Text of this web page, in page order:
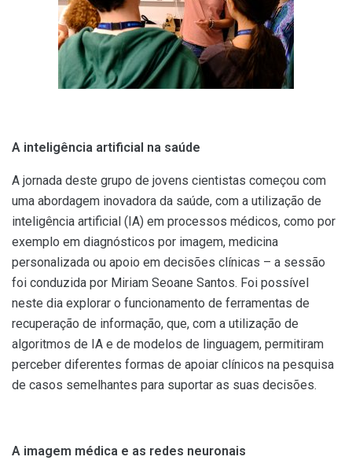
A inteligência artificial na saúde
A jornada deste grupo de jovens cientistas começou com
uma abordagem inovadora da saúde, com a utilização de
inteligência artificial (IA) em processos médicos, como por
exemplo em diagnósticos por imagem, medicina
personalizada ou apoio em decisões clínicas – a sessão
foi conduzida por Miriam Seoane Santos. Foi possível
neste dia explorar o funcionamento de ferramentas de
recuperação de informação, que, com a utilização de
algoritmos de IA e de modelos de linguagem, permitiram
perceber diferentes formas de apoiar clínicos na pesquisa
de casos semelhantes para suportar as suas decisões.
A imagem médica e as redes neuronais